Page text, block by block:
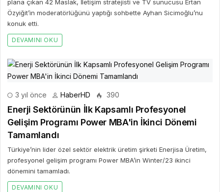
plana çıkan 42 Maslak, İletişim stratejisti ve TV sunucusu Ertan
Özyiğit’in moderatörlüğünü yaptığı sohbette Ayhan Sicimoğlu’nu
konuk etti.
DEVAMINI OKU
3 yıl önce HaberHD 390
Enerji Sektörünün İlk Kapsamlı Profesyonel
Gelişim Programı Power MBA'in İkinci Dönemi
Tamamlandı
Türkiye’nin lider özel sektör elektrik üretim şirketi Enerjisa Üretim,
profesyonel gelişim programı Power MBA’in Winter/23 ikinci
dönemini tamamladı.
DEVAMINI OKU